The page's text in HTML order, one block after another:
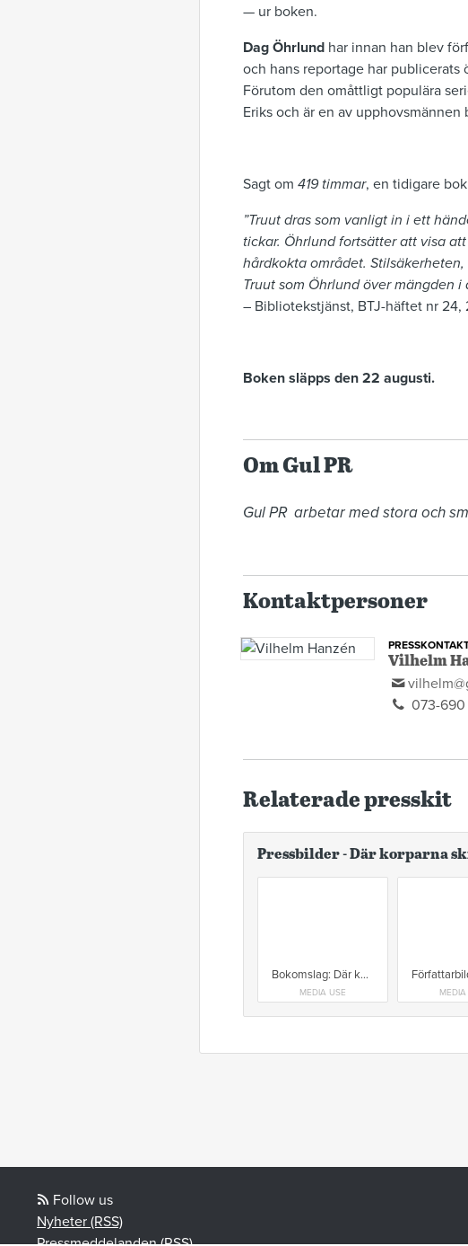
— ur boken.
Dag Öhrlund har innan han blev
och hans reportage har publicerats
Förutom den omåttligt populära
Eriks och är en av
Sagt om 419 timmar, en tidigare
”Truut dras som vanligt in i ett
tickar. Öhrlund fortsätter att visa
hårdkokta området.
Truut som Öhrlund över mängden
– Bibliotekstjänst, BTJ-häftet nr 24,
Boken släpps den 22 augusti.
Om Gul PR
Gul PR  arbetar med stora och
Kontaktpersoner
Vilhelm
073-
Relaterade presskit
Pressbilder - Där korparna
Bokomslag: Där korparna skriker
MEDIA USE MEDIA
Follow us
Nyheter (RSS)